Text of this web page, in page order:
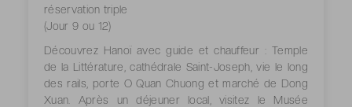
réservation triple
(Jour 9 ou 12)
Découvrez Hanoï avec guide et chauffeur : Temple
de la Littérature, cathédrale Saint-Joseph, vie le long
des rails, porte O Quan Chuong et marché de Dong
Xuan. Après un déjeuner local, visitez le Musée